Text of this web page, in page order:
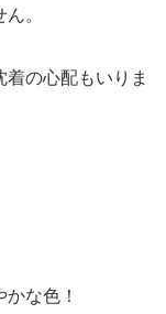
。
の心配もいりま
な色！